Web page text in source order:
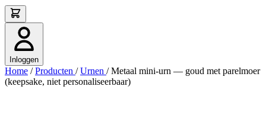
Inloggen
Home / Producten / Urnen / Metaal mini-urn — goud met parelmoer
(keepsake, niet personaliseerbaar)